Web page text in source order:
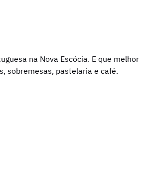
na Nova Escócia. E que melhor
sobremesas, pastelaria e café.